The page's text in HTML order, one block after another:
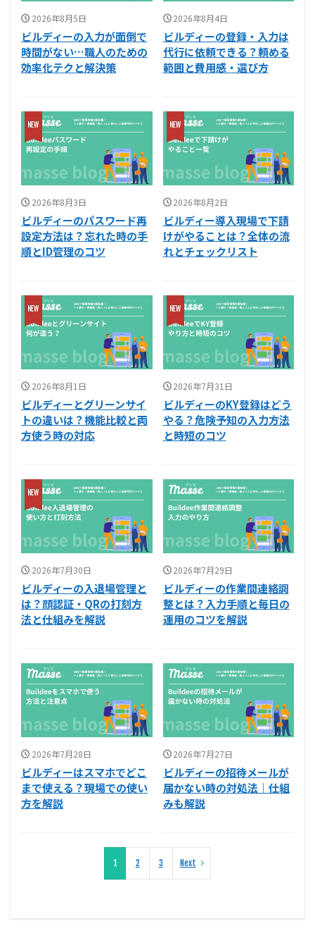
2026年8月5日
ビルディーの入力が面倒で
時間がない…職人のための
効率化テクと解決策
2026年8月4日
ビルディーの登録・入力は
代行に依頼できる？頼める
範囲と費用感・選び方
2026年8月3日
ビルディーのパスワード再
設定方法は？忘れた時の手
順とID管理のコツ
2026年8月2日
ビルディー導入現場で下請
けがやることは？全体の流
れとチェックリスト
2026年8月1日
ビルディーとグリーンサイ
トの違いは？機能比較と両
方使う時の対応
2026年7月31日
ビルディーのKY登録はどう
やる？危険予知の入力方法
と時短のコツ
2026年7月30日
ビルディーの入退場管理と
は？顔認証・QRの打刻方
法と仕組みを解説
2026年7月29日
ビルディーの作業間連絡調
整とは？入力手順と毎日の
運用のコツを解説
2026年7月28日
ビルディーはスマホでどこ
まで使える？現場での使い
方を解説
2026年7月27日
ビルディーの招待メールが
届かない時の対処法｜仕組
みも解説
1 2 3 Next